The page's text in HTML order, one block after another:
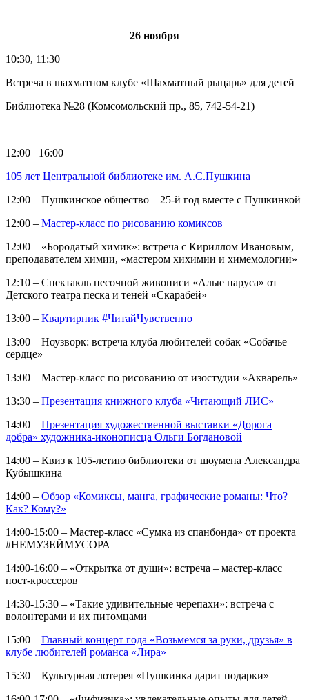
26 ноября
10:30, 11:30
Встреча в шахматном клубе «Шахматный рыцарь» для детей
Библиотека №28 (Комсомольский пр., 85, 742-54-21)
12:00 –16:00
105 лет Центральной библиотеке им. А.С.Пушкина
12:00 – Пушкинское общество – 25-й год вместе с Пушкинкой
12:00 – Мастер-класс по рисованию комиксов
12:00 – «Бородатый химик»: встреча с Кириллом Ивановым,
преподавателем химии, «мастером хихимии и химемологии»
12:10 – Спектакль песочной живописи «Алые паруса» от
Детского театра песка и теней «Скарабей»
13:00 – Квартирник #ЧитайЧувственно
13:00 – Ноузворк: встреча клуба любителей собак «Собачье
сердце»
13:00 – Мастер-класс по рисованию от изостудии «Акварель»
13:30 – Презентация книжного клуба «Читающий ЛИС»
14:00 – Презентация художественной выставки «Дорога
добра» художника-иконописца Ольги Богдановой
14:00 – Квиз к 105-летию библиотеки от шоумена Александра
Кубышкина
14:00 – Обзор «Комиксы, манга, графические романы: Что?
Как? Кому?»
14:00-15:00 – Мастер-класс «Сумка из спанбонда» от проекта
#НЕМУЗЕЙМУСОРА
14:00-16:00 – «Открытка от души»: встреча – мастер-класс
пост-кроссеров
14:30-15:30 – «Такие удивительные черепахи»: встреча с
волонтерами и их питомцами
15:00 – Главный концерт года «Возьмемся за руки, друзья» в
клубе любителей романса «Лира»
15:30 – Культурная лотерея «Пушкинка дарит подарки»